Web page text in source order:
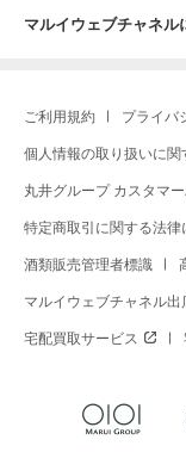
マルイウェブチャネル
ご利用規約 プライバ
個人情報の取り扱いに関
丸井グループ カスタマ
特定商取引に関する法律
酒類販売管理者標識
マルイウェブチャネル
宅配買取サービス